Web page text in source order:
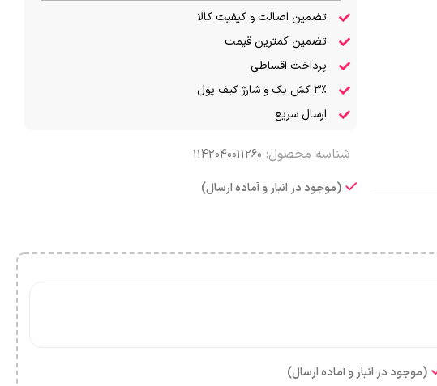
تضمین اصالت و کیفیت کالا
تضمین کمترین قیمت
پرداخت اقساطی
۳٪ کش بک و شارژ کیف پول
ارسال سریع
شناسه محصول: 1142040011260
(موجود در انبار و آماده ارسال)
(موجود در انبار و آماده ارسال)